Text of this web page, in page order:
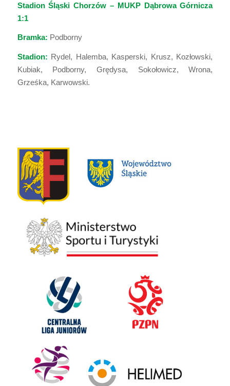
Stadion Śląski Chorzów – MUKP Dąbrowa Górnicza
1:1
Bramka: Podborny
Stadion: Rydel, Halemba, Kasperski, Krusz, Kozłowski,
Kubiak, Podborny, Grędysa, Sokołowicz, Wrona,
Grześka, Karwowski.